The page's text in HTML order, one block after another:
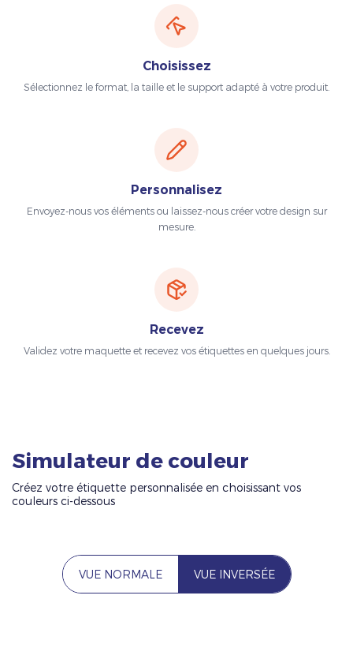
Choisissez
Sélectionnez le format, la taille et le support adapté à votre produit.
Personnalisez
Envoyez-nous vos éléments ou laissez-nous créer votre design sur
mesure.
Recevez
Validez votre maquette et recevez vos étiquettes en quelques jours.
Simulateur de couleur
Créez votre étiquette personnalisée en choisissant vos
couleurs ci-dessous
VUE NORMALE VUE INVERSÉE